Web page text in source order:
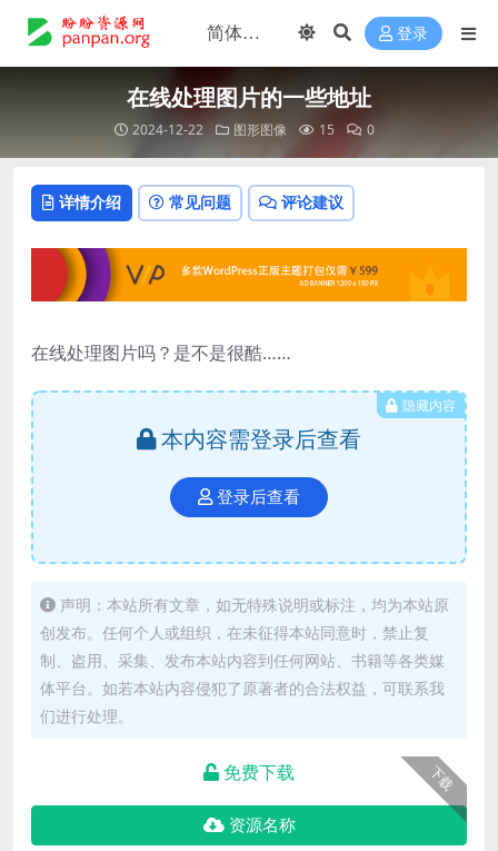
登录
在线处理图片的一些地址
2024-12-22 图形图像 15 0
详情介绍 常见问题 评论建议
在线处理图片吗？是不是很酷……
隐藏内容
本内容需登录后查看
登录后查看
声明：本站所有文章，如无特殊说明或标注，均为本站原
创发布。任何个人或组织，在未征得本站同意时，禁止复
制、盗用、采集、发布本站内容到任何网站、书籍等各类媒
体平台。如若本站内容侵犯了原著者的合法权益，可联系我
们进行处理。
下载
免费下载
资源名称